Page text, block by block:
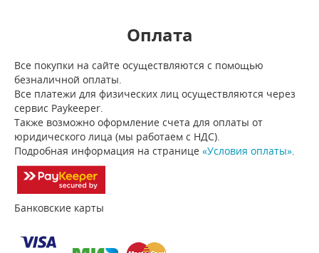
Оплата
Все покупки на сайте осуществляются с помощью
безналичной оплаты.
Все платежи для физических лиц осуществляются через
сервис Paykeeper.
Также возможно оформление счета для оплаты от
юридического лица (мы работаем с НДС).
Подробная информация на странице «Условия оплаты»
Банковские карты